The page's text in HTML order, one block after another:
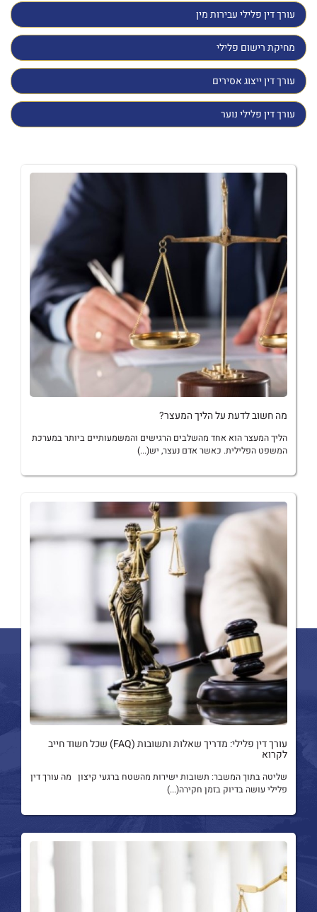
עורך דין פלילי עבירות מין
מחיקת רישום פלילי
עורך דין ייצוג אסירים
עורך דין פלילי נוער
מה חשוב לדעת על הליך המעצר?
הליך המעצר הוא אחד מהשלבים הרגישים והמשמעותיים ביותר במערכת
המשפט הפלילית. כאשר אדם נעצר, יש(...)
עורך דין פלילי: מדריך שאלות ותשובות (FAQ) שכל חשוד חייב
לקרוא
שליטה בתוך המשבר: תשובות ישירות מהשטח ברגעי קיצון מה עורך דין
פלילי עושה בדיוק בזמן חקירה(...)